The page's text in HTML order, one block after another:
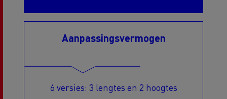
Aanpassingsvermogen
6 versies: 3 lengtes en 2 hoogtes